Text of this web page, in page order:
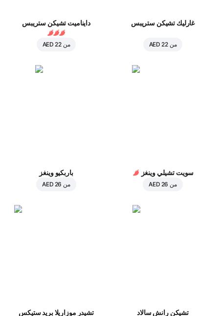
غارليك تشيكن ستريبس
منAED 22
دايناميت تشيكن ستريبس
منAED 22
سويت تشيلي وينغز
من AED 26
باربكيو وينغز
من AED 26
تشيكن رانش سالاد تشيدر موزاريلا بريد ستيكس